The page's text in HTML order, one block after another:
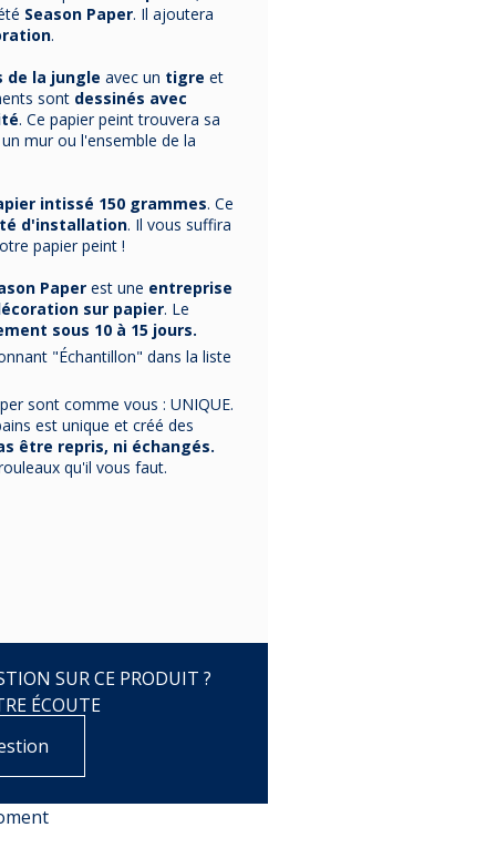
Season Paper. Il ajoutera
.
de la jungle avec un tigre et
sont dessinés avec
. Ce papier peint trouvera sa
mur ou l'ensemble de la
intissé 150 grammes. Ce
d'installation. Il vous suffira
papier peint !
Paperest une entreprise
sur papier. Le
sous 10 à 15 jours.
"Échantillon" dans la liste
sont comme vous : UNIQUE.
est unique et créé des
être repris, ni échangés.
qu'il vous faut.
SUR CE PRODUIT ?
ÉCOUTE